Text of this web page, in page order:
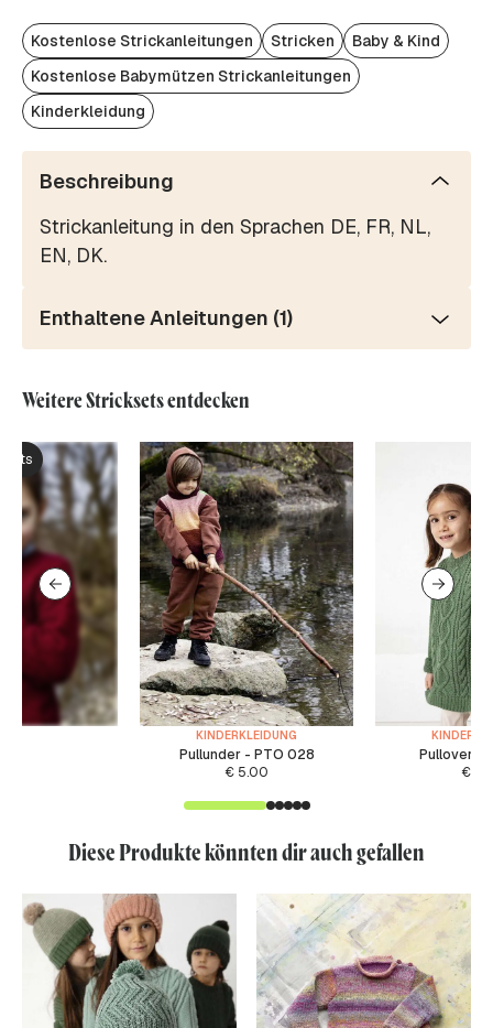
Kostenlose Strickanleitungen Stricken
Baby & Kind
Kostenlose Babymützen Strickanleitungen
Kinderkleidung
Beschreibung
Strickanleitung in den Sprachen DE, FR, NL,
EN, DK.
Enthaltene Anleitungen (1)
Weitere Stricksets entdecken
KINDERKLEIDUNG
Pullunder - PTO 028
€ 5.00
Pullover -
€
Diese Produkte könnten dir auch gefallen